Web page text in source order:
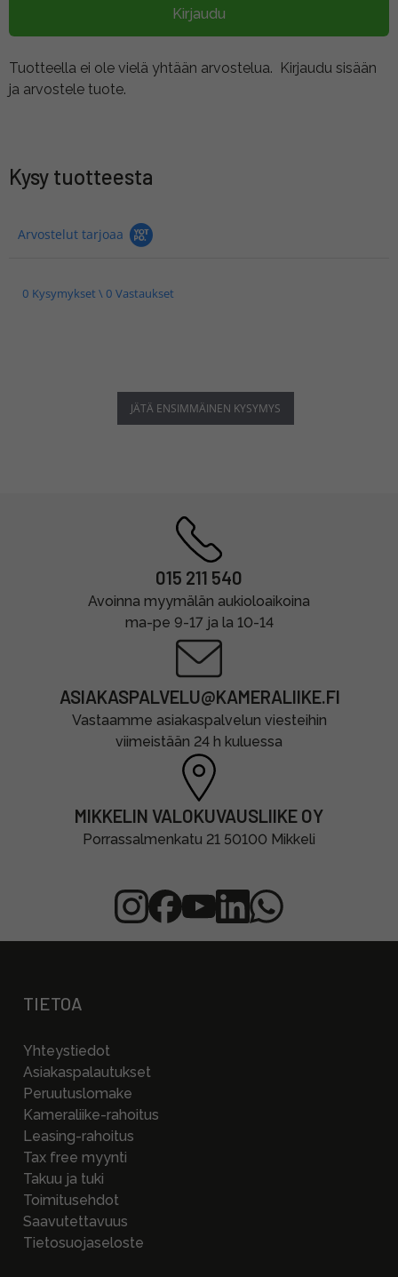
Kirjaudu
Tuotteella ei ole vielä yhtään arvostelua. Kirjaudu sisään
ja arvostele tuote.
Kysy tuotteesta
Arvostelut tarjoaa
0 Kysymykset \ 0 Vastaukset
JÄTÄ ENSIMMÄINEN KYSYMYS
015 211 540
Avoinna myymälän aukioloaikoina
ma-pe 9-17 ja la 10-14
ASIAKASPALVELU@KAMERALIIKE.FI
Vastaamme asiakaspalvelun viesteihin
viimeistään 24 h kuluessa
MIKKELIN VALOKUVAUSLIIKE OY
Porrassalmenkatu 21 50100 Mikkeli
TIETOA
Yhteystiedot
Asiakaspalautukset
Peruutuslomake
Kameraliike-rahoitus
Leasing-rahoitus
Tax free myynti
Takuu ja tuki
Toimitusehdot
Saavutettavuus
Tietosuojaseloste